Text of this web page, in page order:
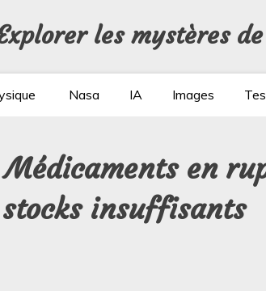
les mystères
Nasa IA Images
Médicaments en
insuffisants